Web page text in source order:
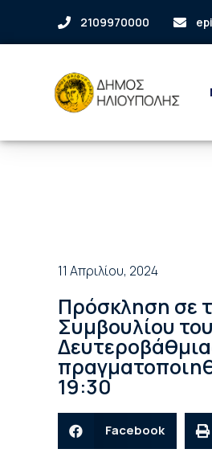
2109970000
11 Απριλίου, 2024
Πρόσκληση σε
Συμβουλίου
19:30
Facebook